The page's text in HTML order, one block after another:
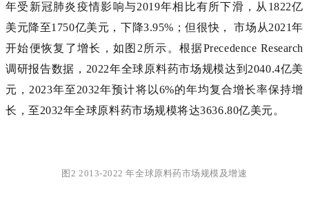
年受新冠肺炎疫情影响与2019年相比有所下滑，从1822亿
美元降至1750亿美元，下降3.95%；但很快， 市场从2021年
开始便恢复了增长，如图2所示。根据Precedence Research
调研报告数据，2022年全球原料药市场规模达到2040.4亿美
元，2023年至2032年预计将以6%的年均复合增长率保持增
长，至2032年全球原料药市场规模将达3636.80亿美元。
图2 2013-2022 年全球原料药市场规模及增速